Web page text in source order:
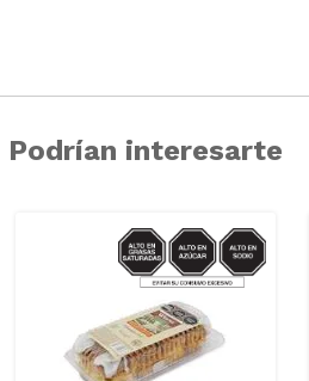
Podrían interesarte
AZUCAR/SODIO/
SAT